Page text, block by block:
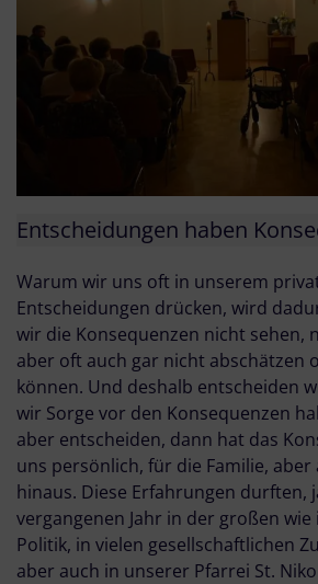
Entscheidungen haben
Warum wir uns oft in unserem
Entscheidungen drücken, wird
wir die Konsequenzen nicht sehen,
aber oft auch gar nicht abschätzen
können. Und deshalb entscheiden
wir Sorge vor den Konsequenzen
aber entscheiden, dann hat das
uns persönlich, für die Familie,
hinaus. Diese Erfahrungen durften,
vergangenen Jahr in der großen
Politik, in vielen gesellschaftlichen
aber auch in unserer Pfarrei St.